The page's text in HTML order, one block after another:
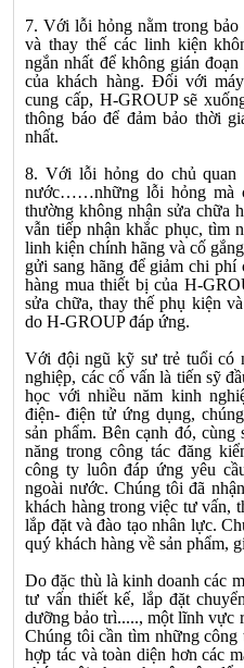
7. Với lỗi hỏng nằm trong
và thay thế các linh kiện
ngắn nhất để không gián
của khách hàng. Đối với
cung cấp, H-GROUP sẽ
thông báo để đảm bảo thời
nhất.
8. Với lỗi hỏng do chủ quan
nước……những lỗi hỏng mà
thường không nhận sửa chữa
vẫn tiếp nhận khắc phục, tìm
linh kiện chính hãng và cố
gửi sang hãng để giảm chi
hàng mua thiết bị của H-
sửa chữa, thay thế phụ kiện
do H-GROUP đáp ứng.
Với đội ngũ kỹ sư trẻ tuổi có
nghiệp, các cố vấn là tiến sỹ
học với nhiều năm kinh
điện- điện tử ứng dụng,
sản phẩm. Bên cạnh đó,
năng trong công tác đăng
công ty luôn đáp ứng yêu
ngoài nước. Chúng tôi đã
khách hàng trong việc tư vấn,
lắp đặt và đào tạo nhân lực.
quý khách hàng về sản
Do đặc thù là kinh doanh các
tư vấn thiết kế, lắp đặt
dưỡng bảo trì....., một lĩnh vực
Chúng tôi cần tìm những
hợp tác và toàn diện hơn các